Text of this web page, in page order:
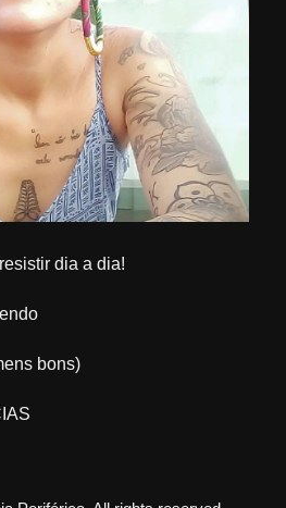
dia a dia!
bons)